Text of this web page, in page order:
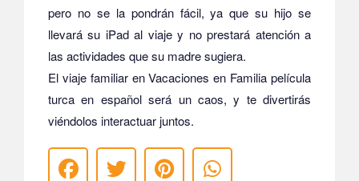
pero no se la pondrán fácil, ya que su hijo se
llevará su iPad al viaje y no prestará atención a
las actividades que su madre sugiera.
El viaje familiar en Vacaciones en Familia película
turca en español será un caos, y te divertirás
viéndolos interactuar juntos.